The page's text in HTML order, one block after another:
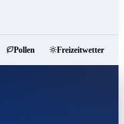
Pollen Freizeitwetter